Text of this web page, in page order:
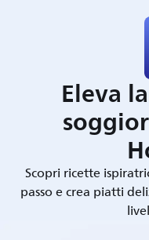
Eleva
Scopri ricette
passo e crea piatti